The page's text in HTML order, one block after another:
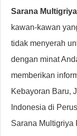
Sarana
kawan-kawan
tidak menyerah
dengan minat
memberikan
Kebayoran Baru,
Indonesia di
Sarana Multigriya